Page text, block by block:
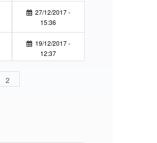
27/12/2017 -
15:36
19/12/2017 -
12:37
2